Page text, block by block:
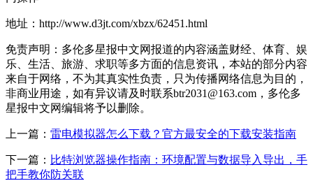
地址：http://www.d3jt.com/xbzx/62451.html
免责声明：多伦多星报中文网报道的内容涵盖财经、体育、娱
乐、生活、旅游、求职等多方面的信息资讯，本站的部分内容
来自于网络，不为其真实性负责，只为传播网络信息为目的，
非商业用途，如有异议请及时联系btr2031@163.com，多伦多
星报中文网编辑将予以删除。
上一篇： 雷电模拟器怎么下载？官方最安全的下载安装指南
下一篇： 比特浏览器操作指南：环境配置与数据导入导出，手
把手教你防关联